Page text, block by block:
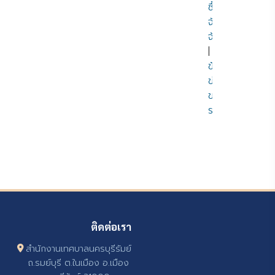
ซื้อ
จัด
จ้าง
|
ข้อมูล
ข่าวสาร
ของ
ราชการ
ติดต่อเรา
สำนักงานเทศบาลนครบุรีรัมย์
ถ.รมย์บุรี ต.ในเมือง อ.เมือง